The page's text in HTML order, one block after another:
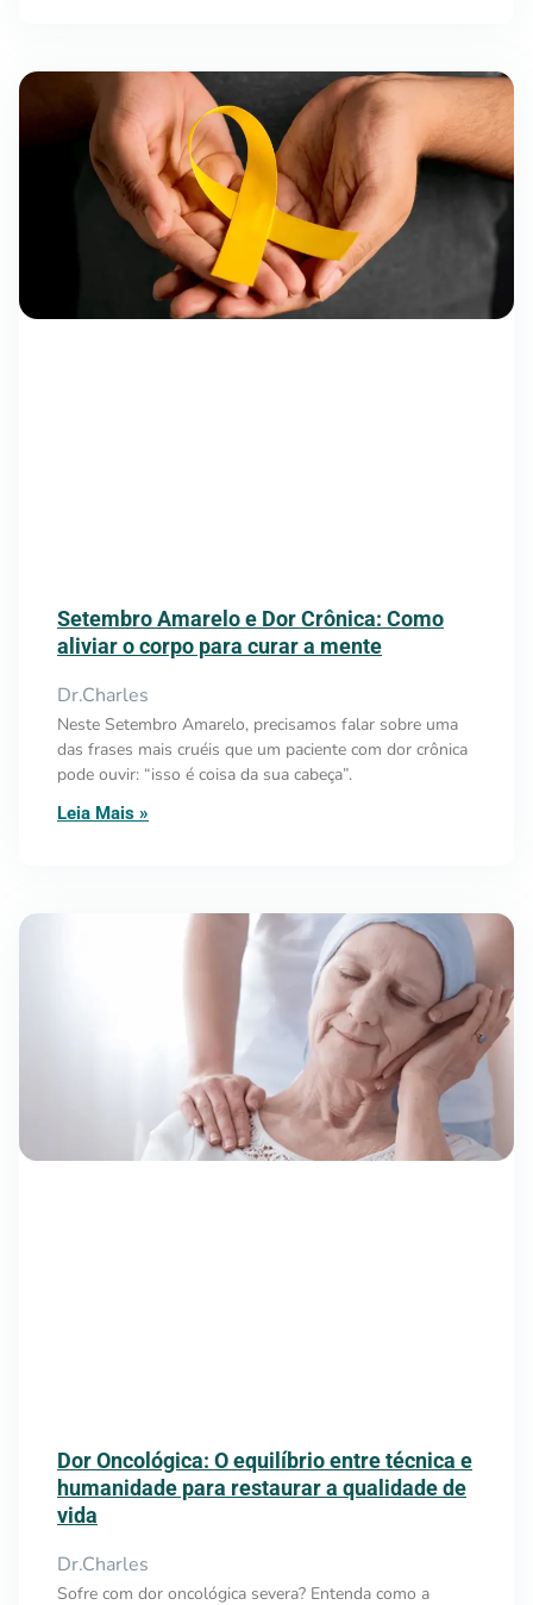
Setembro Amarelo e Dor Crônica: Como
aliviar o corpo para curar a mente
Dr.Charles
Neste Setembro Amarelo, precisamos falar sobre uma
das frases mais cruéis que um paciente com dor crônica
pode ouvir: “isso é coisa da sua cabeça”.
Leia Mais »
Dor Oncológica: O equilíbrio entre técnica e
humanidade para restaurar a qualidade de
vida
Dr.Charles
Sofre com dor oncológica severa? Entenda como a